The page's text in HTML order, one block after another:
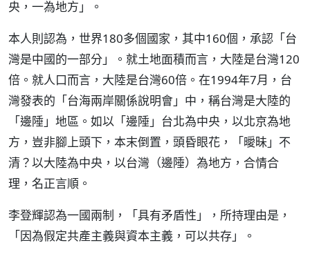
央，一為地方」。
本人則認為，世界180多個國家，其中160個，承認「台
灣是中國的一部分」。就土地面積而言，大陸是台灣120
倍。就人口而言，大陸是台灣60倍。在1994年7月，台
灣發表的「台海兩岸關係說明會」中，稱台灣是大陸的
「邊陲」地區。如以「邊陲」台北為中央，以北京為地
方，豈非腳上頭下，本末倒置，頭昏眼花，「曖昧」不
清？以大陸為中央，以台灣（邊陲）為地方，合情合
理，名正言順。
李登輝認為一國兩制，「具有矛盾性」，所持理由是，
「因為假定共產主義與資本主義，可以共存」。